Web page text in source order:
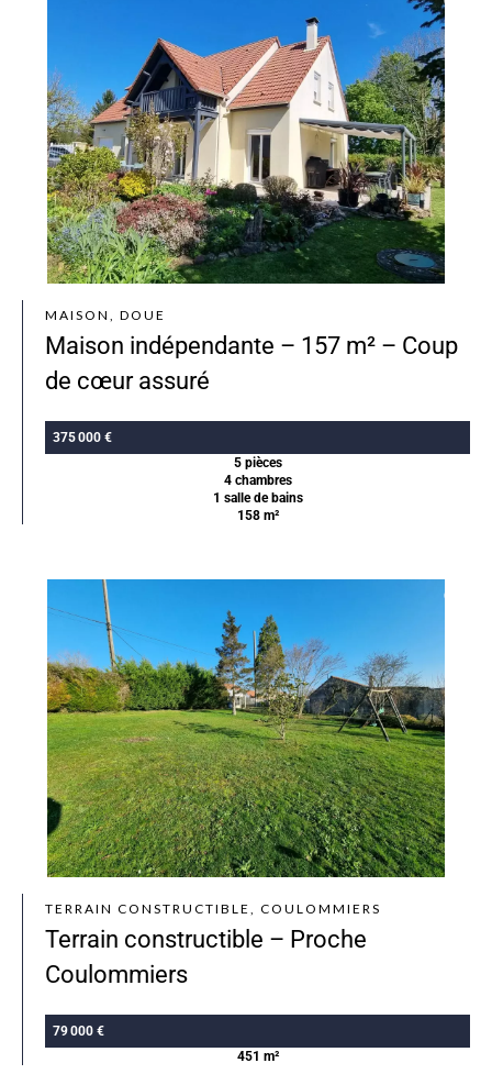
MAISON, DOUE
Maison indépendante – 157 m² – Coup
de cœur assuré
375 000 €
5 pièces
4 chambres
1 salle de bains
158 m²
TERRAIN CONSTRUCTIBLE, COULOMMIERS
Terrain constructible – Proche
Coulommiers
79 000 €
451 m²